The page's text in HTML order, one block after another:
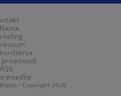
privatnosti
RSS
- Copyright 2026